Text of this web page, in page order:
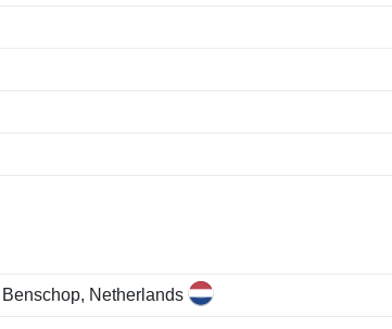
Netherlands